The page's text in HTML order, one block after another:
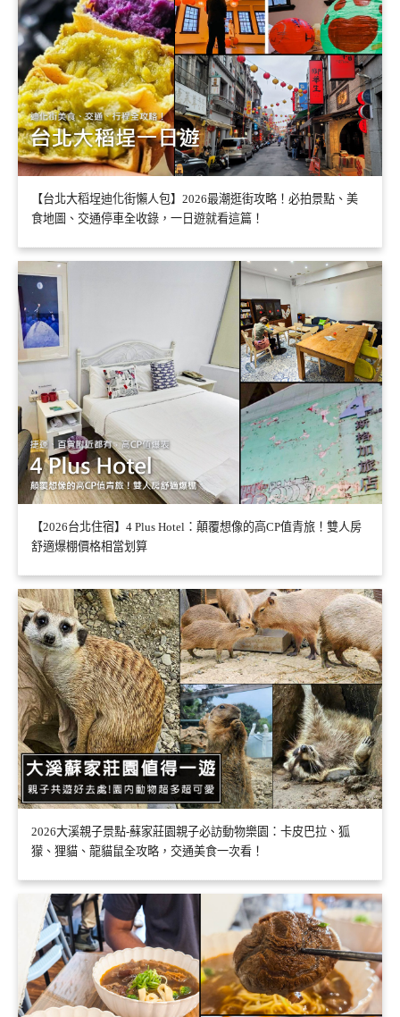
【台北大稻埕迪化街懶人包】2026最潮逛街攻略！必拍景點、美
食地圖、交通停車全收錄，一日遊就看這篇！
【2026台北住宿】4 Plus Hotel：顛覆想像的高CP值青旅！雙人房
舒適爆棚價格相當划算
2026大溪親子景點-蘇家莊園親子必訪動物樂園：卡皮巴拉、狐
獴、狸貓、龍貓鼠全攻略，交通美食一次看！